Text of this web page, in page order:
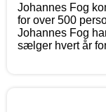
Johannes Fog
for over 500
Johannes Fog
sælger hvert år